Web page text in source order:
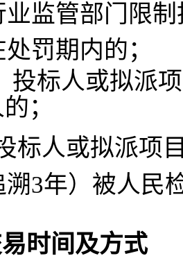
业监管部门限
罚期内的；
投标人或拟派
；
标人或拟派项
3年）被人民
时间及方式